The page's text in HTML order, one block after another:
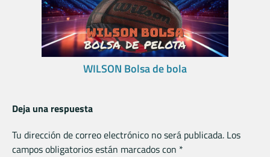
WILSON Bolsa de bola
Deja una respuesta
Tu dirección de correo electrónico no será publicada. Los
campos obligatorios están marcados con *